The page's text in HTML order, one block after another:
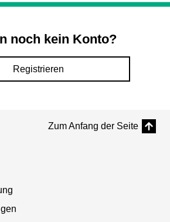
noch kein Konto?
Registrieren
Zum Anfang der Seite